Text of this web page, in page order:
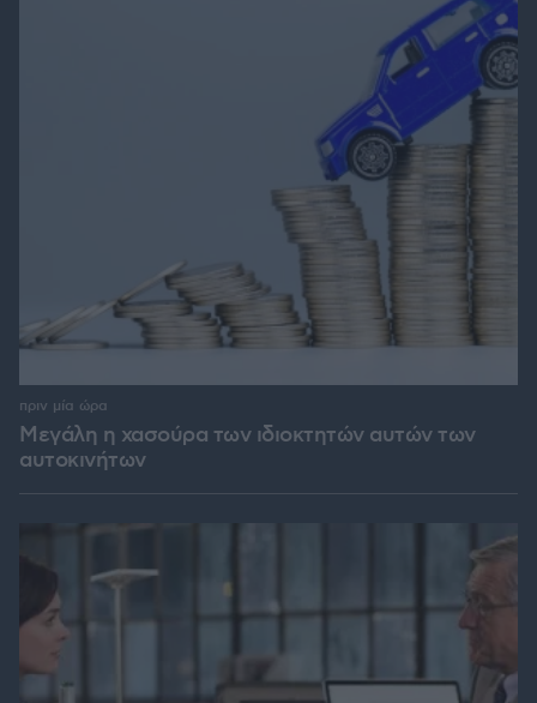
Μεγάλη η χασούρα των ιδιοκτητών αυτών των
αυτοκινήτων
πριν μία ώρα